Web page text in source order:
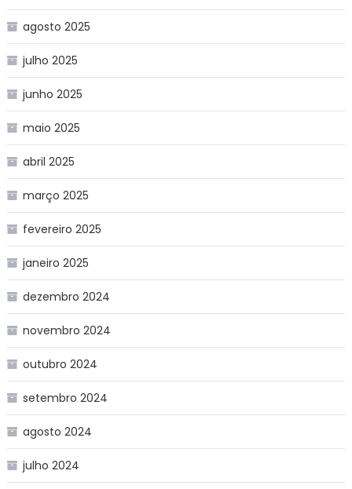
agosto 2025
julho 2025
junho 2025
maio 2025
abril 2025
março 2025
fevereiro 2025
janeiro 2025
dezembro 2024
novembro 2024
outubro 2024
setembro 2024
agosto 2024
julho 2024